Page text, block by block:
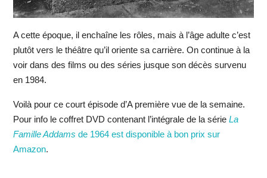
A cette époque, il enchaîne les rôles, mais à l’âge adulte c’est
plutôt vers le théâtre qu’il oriente sa carrière. On continue à la
voir dans des films ou des séries jusque son décès survenu
en 1984.
Voilà pour ce court épisode d’A première vue de la semaine.
Pour info le coffret DVD contenant l’intégrale de la série La
Famille Addams de 1964 est disponible à bon prix sur
Amazon.